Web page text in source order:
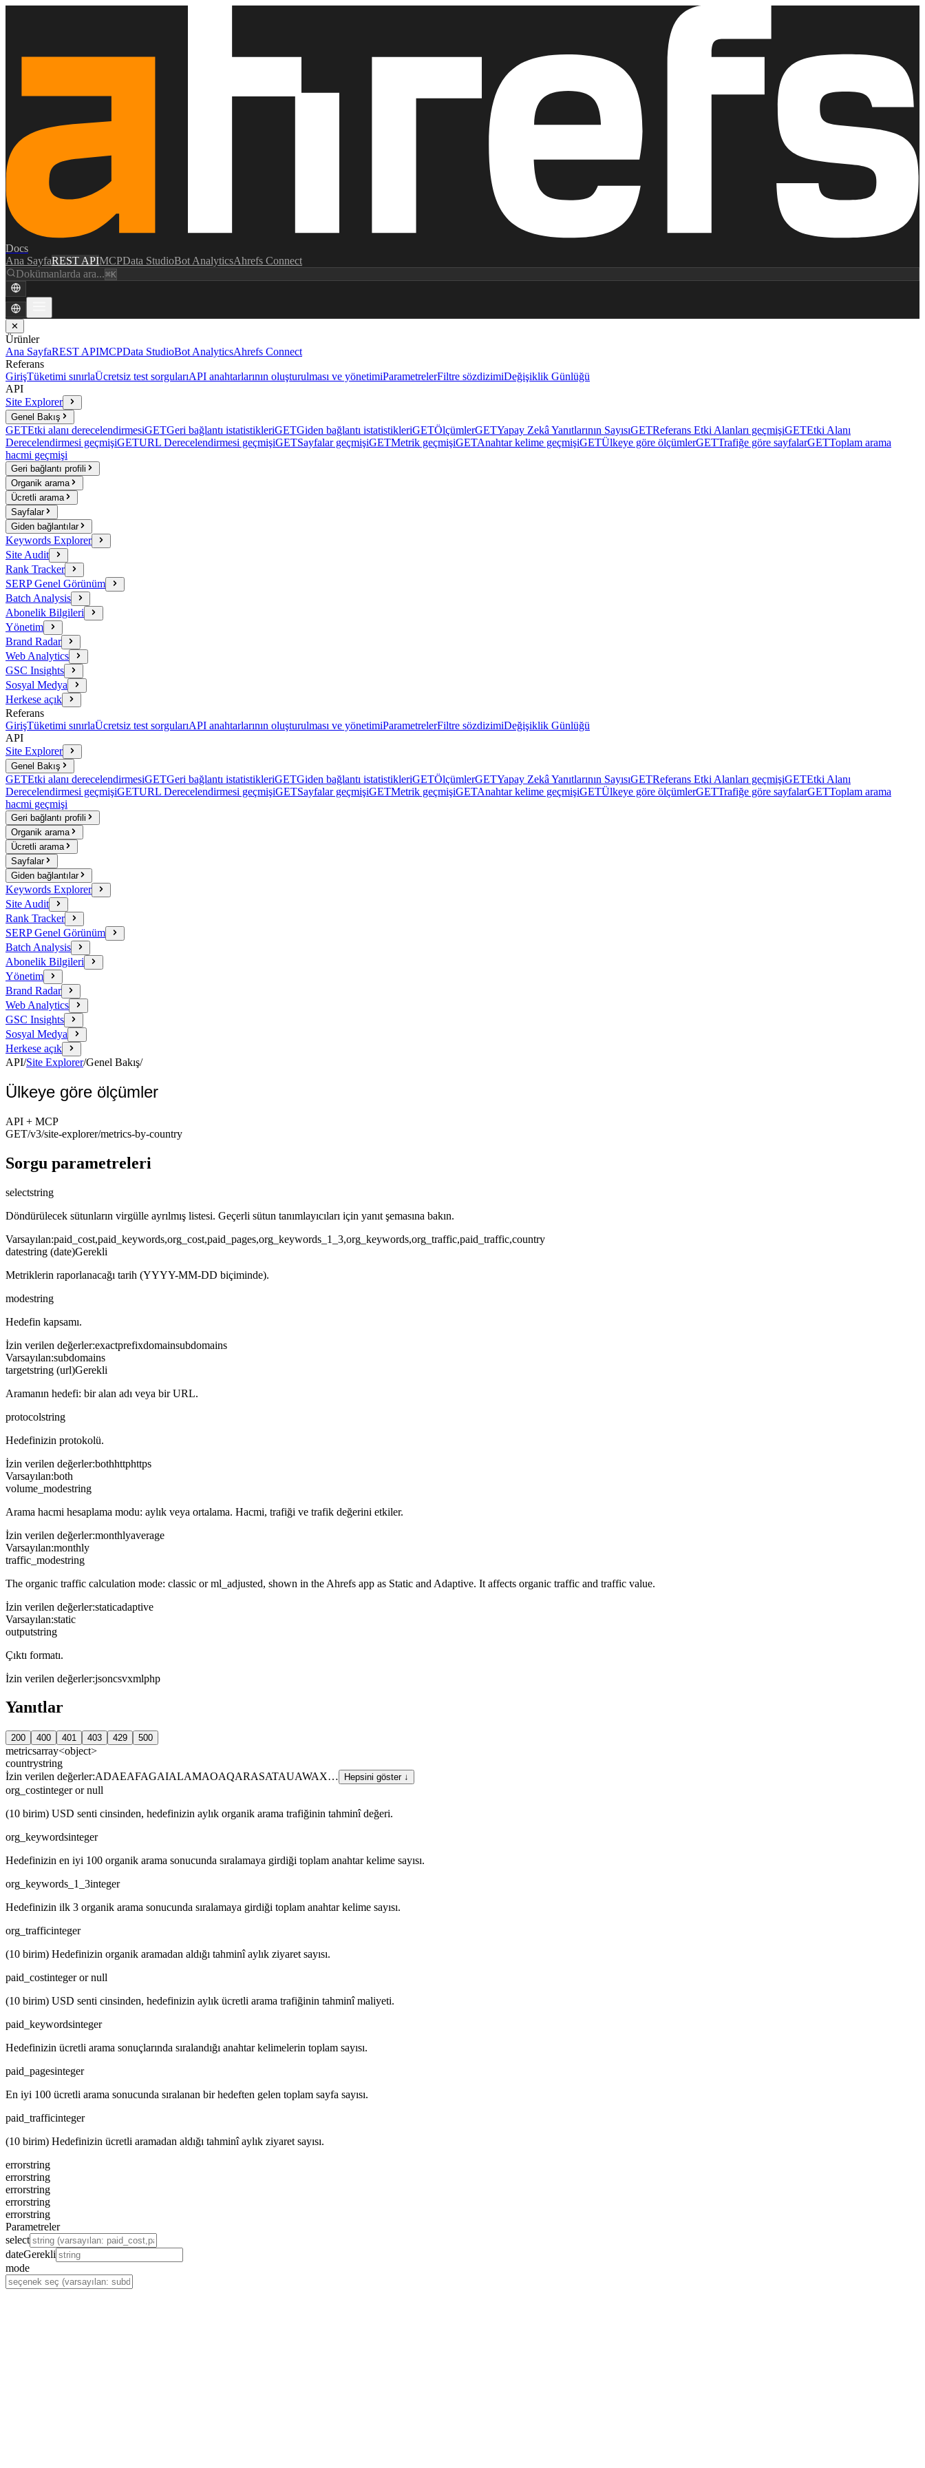
Docs
Ana SayfaREST APIMCPData StudioBot AnalyticsAhrefs Connect
Dokümanlarda ara...⌘K
✕
Ürünler
Ana SayfaREST APIMCPData StudioBot AnalyticsAhrefs Connect
Referans
GirişTüketimi sınırlaÜcretsiz test sorgularıAPI anahtarlarının oluşturulması ve yönetimiParametrelerFiltre sözdizimiDeğişiklik Günlüğü
API
Site Explorer
Genel Bakış
GETEtki alanı derecelendirmesiGETGeri bağlantı istatistikleriGETGiden bağlantı istatistikleriGETÖlçümlerGETYapay Zekâ Yanıtlarının SayısıGETReferans Etki Alanları geçmişiGETEtki Alanı
Derecelendirmesi geçmişiGETURL Derecelendirmesi geçmişiGETSayfalar geçmişiGETMetrik geçmişiGETAnahtar kelime geçmişiGETÜlkeye göre ölçümlerGETTrafiğe göre sayfalarGETToplam arama
hacmi geçmişi
Geri bağlantı profili
Organik arama
Ücretli arama
Sayfalar
Giden bağlantılar
Keywords Explorer
Site Audit
Rank Tracker
SERP Genel Görünüm
Batch Analysis
Abonelik Bilgileri
Yönetim
Brand Radar
Web Analytics
GSC Insights
Sosyal Medya
Herkese açık
Referans
GirişTüketimi sınırlaÜcretsiz test sorgularıAPI anahtarlarının oluşturulması ve yönetimiParametrelerFiltre sözdizimiDeğişiklik Günlüğü
API
Site Explorer
Genel Bakış
GETEtki alanı derecelendirmesiGETGeri bağlantı istatistikleriGETGiden bağlantı istatistikleriGETÖlçümlerGETYapay Zekâ Yanıtlarının SayısıGETReferans Etki Alanları geçmişiGETEtki Alanı
Derecelendirmesi geçmişiGETURL Derecelendirmesi geçmişiGETSayfalar geçmişiGETMetrik geçmişiGETAnahtar kelime geçmişiGETÜlkeye göre ölçümlerGETTrafiğe göre sayfalarGETToplam arama
hacmi geçmişi
Geri bağlantı profili
Organik arama
Ücretli arama
Sayfalar
Giden bağlantılar
Keywords Explorer
Site Audit
Rank Tracker
SERP Genel Görünüm
Batch Analysis
Abonelik Bilgileri
Yönetim
Brand Radar
Web Analytics
GSC Insights
Sosyal Medya
Herkese açık
API/Site Explorer/Genel Bakış/
Ülkeye göre ölçümler
API + MCP
GET/v3/site-explorer/metrics-by-country
Sorgu parametreleri
selectstring
Döndürülecek sütunların virgülle ayrılmış listesi. Geçerli sütun tanımlayıcıları için yanıt şemasına bakın.
Varsayılan:paid_cost,paid_keywords,org_cost,paid_pages,org_keywords_1_3,org_keywords,org_traffic,paid_traffic,country
datestring (date)Gerekli
Metriklerin raporlanacağı tarih (YYYY-MM-DD biçiminde).
modestring
Hedefin kapsamı.
İzin verilen değerler:exactprefixdomainsubdomains
Varsayılan:subdomains
targetstring (url)Gerekli
Aramanın hedefi: bir alan adı veya bir URL.
protocolstring
Hedefinizin protokolü.
İzin verilen değerler:bothhttphttps
Varsayılan:both
volume_modestring
Arama hacmi hesaplama modu: aylık veya ortalama. Hacmi, trafiği ve trafik değerini etkiler.
İzin verilen değerler:monthlyaverage
Varsayılan:monthly
traffic_modestring
The organic traffic calculation mode: classic or ml_adjusted, shown in the Ahrefs app as Static and Adaptive. It affects organic traffic and traffic value.
İzin verilen değerler:staticadaptive
Varsayılan:static
outputstring
Çıktı formatı.
İzin verilen değerler:jsoncsvxmlphp
Yanıtlar
200 400 401 403 429 500
metricsarray<object>
countrystring
İzin verilen değerler:ADAEAFAGAIALAMAOAQARASATAUAWAX… Hepsini göster ↓
org_costinteger or null
(10 birim) USD senti cinsinden, hedefinizin aylık organik arama trafiğinin tahminî değeri.
org_keywordsinteger
Hedefinizin en iyi 100 organik arama sonucunda sıralamaya girdiği toplam anahtar kelime sayısı.
org_keywords_1_3integer
Hedefinizin ilk 3 organik arama sonucunda sıralamaya girdiği toplam anahtar kelime sayısı.
org_trafficinteger
(10 birim) Hedefinizin organik aramadan aldığı tahminî aylık ziyaret sayısı.
paid_costinteger or null
(10 birim) USD senti cinsinden, hedefinizin aylık ücretli arama trafiğinin tahminî maliyeti.
paid_keywordsinteger
Hedefinizin ücretli arama sonuçlarında sıralandığı anahtar kelimelerin toplam sayısı.
paid_pagesinteger
En iyi 100 ücretli arama sonucunda sıralanan bir hedeften gelen toplam sayfa sayısı.
paid_trafficinteger
(10 birim) Hedefinizin ücretli aramadan aldığı tahminî aylık ziyaret sayısı.
errorstring
errorstring
errorstring
errorstring
errorstring
Parametreler
select
dateGerekli
mode